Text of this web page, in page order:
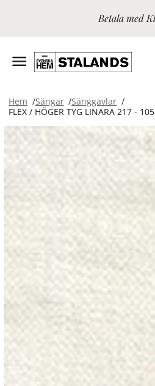
Betala med
Hem Sängar
Sänggavlar
FLEX / HÖGER TYG LINARA 217 -